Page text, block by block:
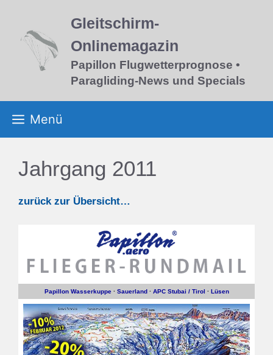
springen
Gleitschirm-
Onlinemagazin
Papillon Flugwetterprognose •
Paragliding-News und Specials
Menü
Jahrgang 2011
zurück zur Übersicht…
Papillon Wasserkuppe· Sauerland· APC Stubai / Tirol · Lüsen